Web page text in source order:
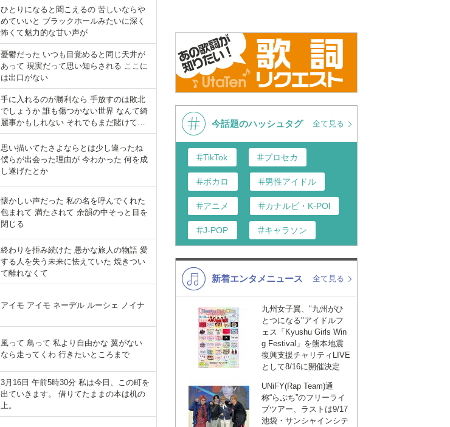
ひとりになると聞こえるの 苦しいならや
めていいと ブラックホールみたいに深く
怖くて魅力的な甘い声が
憂鬱だった いつも目覚めると同じ天井が
あって 現実だって思い知らされる ここに
は出口がない
手に入れるのが勝利なら 手放すのは敗北
でしょうか 誰も傷つかない世界 なんて綺
麗事かもしれない それでもまだ賭けてみ
たい
思い描いてたさよならとは少し違ったね
僕らが出会った理由が 今わかった 何を成
し遂げたとか
懐かしい声だった 私の名を呼んでくれた
包まれて 満たされて 余韻の中そっと目を
閉じる
終わりを拒み続けた 愚かな旅人の物語 愛
する人を失う未来に怯えていた 焼きつい
て離れなくて
アイモ アイモ ネーデル ルーシェ ノイナ
風って 鳥って 私より自由かな 翼がない
なら走ってくわ 行きたいところまで
3月16日 午前5時30分 私は今日、この町を
出ていきます。 借りてたままの本は机の
上。
今話題のハッシュタグ 全て見る
TikTok プロセカ
ボカロ 男性アイドル
アニメ カナルビ・K-POP和訳
J-POP キャラソン
K-POP 演歌・歌謡
洋楽
VTuber ディズニー
新着エンタメニュース 全て見る
九州女子翼、"九州がひ
とつになる"アイドルフ
ェス「Kyushu Girls Win
g Festival」を熊本地震
復興支援チャリティLIVE
として8/16に開催決定
UNiFY(Rap Team)通
称“らぷち”のフリーライ
ブツアー、ラストは9/17
池袋・サンシャインシテ